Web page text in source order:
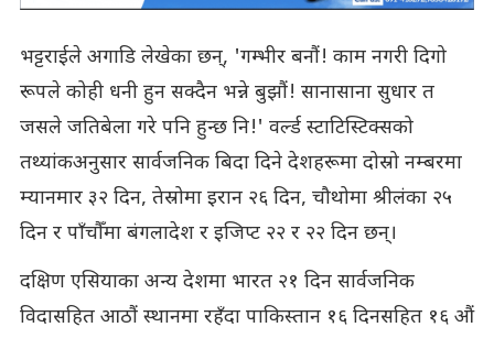
भट्टराईले अगाडि लेखेका छन्, 'गम्भीर बनौं! काम नगरी दिगो
रूपले कोही धनी हुन सक्दैन भन्ने बुझौं! सानासाना सुधार त
जसले जतिबेला गरे पनि हुन्छ नि!' वर्ल्ड स्टाटिस्टिक्सको
तथ्यांकअनुसार सार्वजनिक बिदा दिने देशहरूमा दोस्रो नम्बरमा
म्यानमार ३२ दिन, तेस्रोमा इरान २६ दिन, चौथोमा श्रीलंका २५
दिन र पाँचौँमा बंगलादेश र इजिप्ट २२ र २२ दिन छन्।
दक्षिण एसियाका अन्य देशमा भारत २१ दिन सार्वजनिक
विदासहित आठौं स्थानमा रहँदा पाकिस्तान १६ दिनसहित १६ औं